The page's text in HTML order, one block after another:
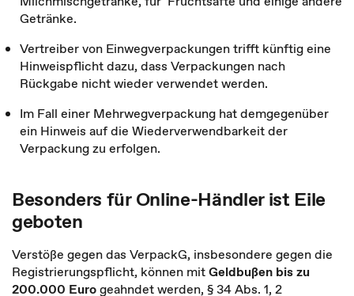
Getränke.
Vertreiber von Einwegverpackungen trifft künftig eine
Hinweispflicht dazu, dass Verpackungen nach
Rückgabe nicht wieder verwendet werden.
Im Fall einer Mehrwegverpackung hat demgegenüber
ein Hinweis auf die Wiederverwendbarkeit der
Verpackung zu erfolgen.
Besonders für Online-Händler ist Eile
geboten
Verstöße gegen das VerpackG, insbesondere gegen die
Registrierungspflicht, können mitGeldbußen bis zu
200.000 Eurogeahndet werden, § 34 Abs. 1, 2